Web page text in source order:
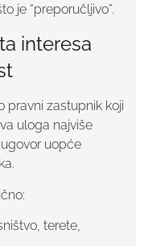
je “preporučljivo”.
interesa
pravni zastupnik koji
uloga najviše
uopće
terete,